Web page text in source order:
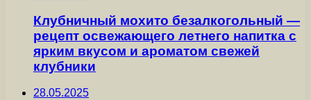
Клубничный мохито безалкогольный —
рецепт освежающего летнего напитка с
ярким вкусом и ароматом свежей
клубники
28.05.2025